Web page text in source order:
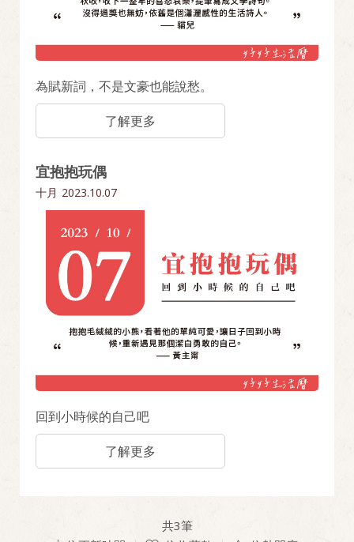
為賦新詞，不是文豪也能說愁。
了解更多
宜抱抱玩偶
十月 2023.10.07
回到小時候的自己吧
了解更多
共3筆